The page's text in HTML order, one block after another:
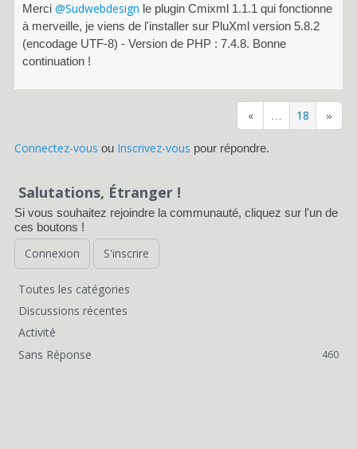
Merci @Sudwebdesign le plugin Cmixml 1.1.1 qui fonctionne
à merveille, je viens de l'installer sur PluXml version 5.8.2
(encodage UTF-8) - Version de PHP : 7.4.8. Bonne
continuation !
« … 18 »
Connectez-vous ou Inscrivez-vous pour répondre.
Salutations, Étranger !
Si vous souhaitez rejoindre la communauté, cliquez sur l'un de
ces boutons !
Connexion S'inscrire
L
i
e
Toutes les catégories
Discussions récentes
Activité
Sans Réponse
460